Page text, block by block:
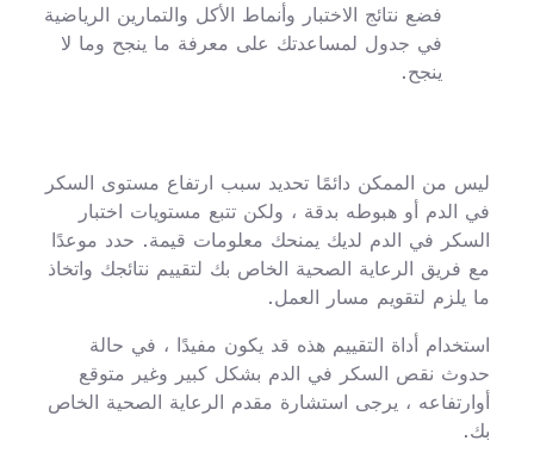
فضع نتائج الاختبار وأنماط الأكل والتمارين الرياضية
في جدول لمساعدتك على معرفة ما ينجح وما لا
ينجح.
ليس من الممكن دائمًا تحديد سبب ارتفاع مستوى السكر
في الدم أو هبوطه بدقة ، ولكن تتبع مستويات اختبار
السكر في الدم لديك يمنحك معلومات قيمة. حدد موعدًا
مع فريق الرعاية الصحية الخاص بك لتقييم نتائجك واتخاذ
ما يلزم لتقويم مسار العمل.
استخدام أداة التقييم هذه قد يكون مفيدًا ، في حالة
حدوث نقص السكر في الدم بشكل كبير وغير متوقع
أوارتفاعه ، يرجى استشارة مقدم الرعاية الصحية الخاص
بك.